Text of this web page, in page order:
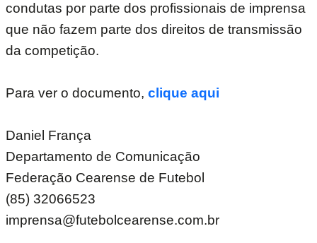
condutas por parte dos profissionais de imprensa
que não fazem parte dos direitos de transmissão
da competição.
Para ver o documento, clique aqui
Daniel França
Departamento de Comunicação
Federação Cearense de Futebol
(85) 32066523
imprensa@futebolcearense.com.br